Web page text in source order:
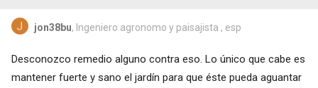
jon38bu, Ingeniero agronomo y paisajista , esp
Desconozco remedio alguno contra eso. Lo único que cabe es
mantener fuerte y sano el jardín para que éste pueda aguantar